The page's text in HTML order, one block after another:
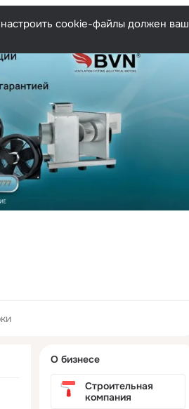
cookie-файлы должен ваш
колонка
О бизнесе
Строительная
компания